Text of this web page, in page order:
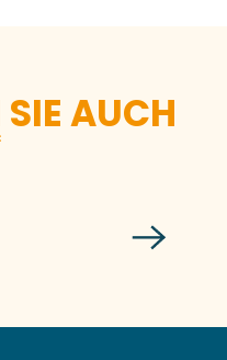
AUCH
Restaurants